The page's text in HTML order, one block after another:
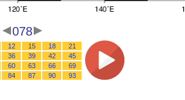
078
12 15 18
21
36 39 42
45
60 63 66
69
84 87 90 93